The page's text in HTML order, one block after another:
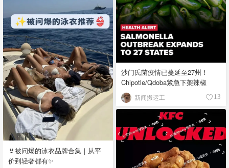
沙门氏菌疫情已蔓延至27州！
Chipotle/Qdoba紧急下架辣椒
新闻搬运工 13
👙被问爆的泳衣品牌合集｜从平
价到轻奢都有✨